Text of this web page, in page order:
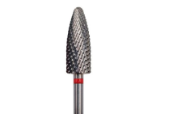
14,6 мм. Обеспечивает
сбалансированное и
контролируемое снятие
материала.